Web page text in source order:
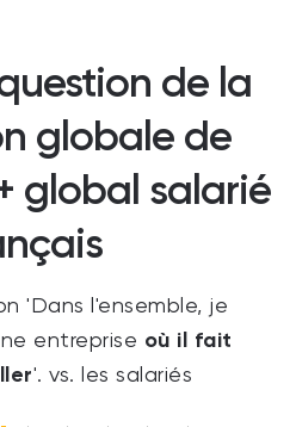
de la
globale de
global salarié
'Dans l'ensemble, je
entreprise où il fait
'. vs. les salariés